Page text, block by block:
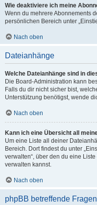
Wie deaktiviere ich meine
Wenn du mehrere Abonnements
persönlichen Bereich unter
Nach oben
Dateianhänge
Welche Dateianhänge sind in
Die Board-Administration kann
Falls du dir nicht sicher bist,
Unterstützung benötigst, wende
Nach oben
Kann ich eine Übersicht all
Um eine Liste all deiner
Bereich. Dort findest du unter
verwalten“, über den du eine
verwalten kannst.
Nach oben
phpBB betreffende Fragen